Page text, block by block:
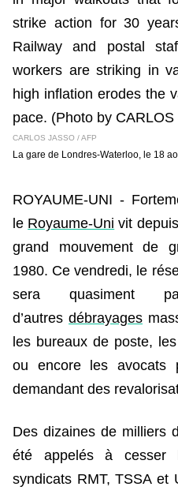
CARLOS JASSO / AFP
La gare de Londres-Waterloo, le 18
ROYAUME-UNI -
le Royaume-Uni vit
grand mouvement de
1980. Ce vendredi, le
sera quasiment
d’autres débrayages
les bureaux de poste,
ou encore les avocats
demandant des
Des dizaines de milliers
été appelés à
syndicats RMT, TSSA et